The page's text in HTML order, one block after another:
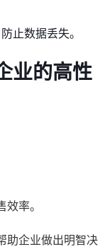
止数据丢失。
业的高性
率。
助企业做出明智决